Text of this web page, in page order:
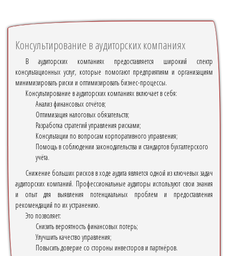
Консультирование в аудиторских компаниях
В аудиторских компаниях предоставляется широкий спектр
консультационных услуг, которые помогают предприятиям и организациям
минимизировать риски и оптимизировать бизнес-процессы.
Консультирование в аудиторских компаниях включает в себя:
Анализ финансовых отчётов;
Оптимизация налоговых обязательств;
Разработка стратегий управления рисками;
Консультации по вопросам корпоративного управления;
Помощь в соблюдении законодательства и стандартов бухгалтерского
учёта.
Снижение больших рисков в ходе аудита является одной из ключевых задач
аудиторских компаний. Профессиональные аудиторы используют свои знания
и опыт для выявления потенциальных проблем и предоставления
рекомендаций по их устранению.
Это позволяет:
Снизить вероятность финансовых потерь;
Улучшить качество управления;
Повысить доверие со стороны инвесторов и партнёров.